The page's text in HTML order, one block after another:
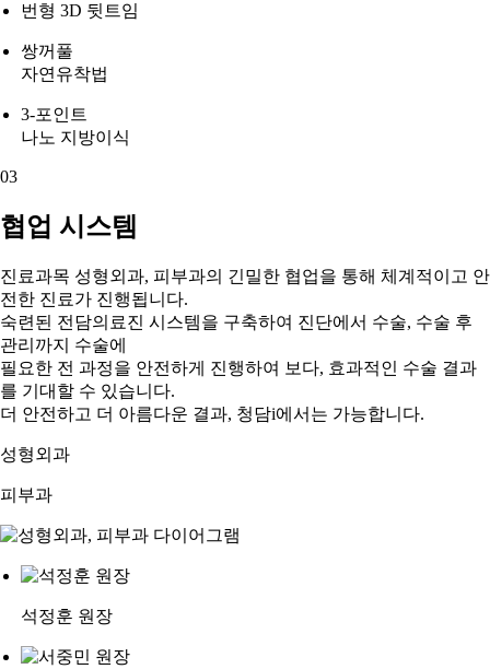
번형 3D 뒷트임
쌍꺼풀
자연유착법
3-포인트
나노 지방이식
03
협업 시스템
진료과목 성형외과, 피부과의 긴밀한 협업을 통해 체계적이고 안
전한 진료가 진행됩니다.
숙련된 전담의료진 시스템을 구축하여 진단에서 수술, 수술 후
관리까지 수술에
필요한 전 과정을 안전하게 진행하여 보다, 효과적인 수술 결과
를 기대할 수 있습니다.
더 안전하고 더 아름다운 결과, 청담i에서는 가능합니다.
성형외과
피부과
석정훈 원장